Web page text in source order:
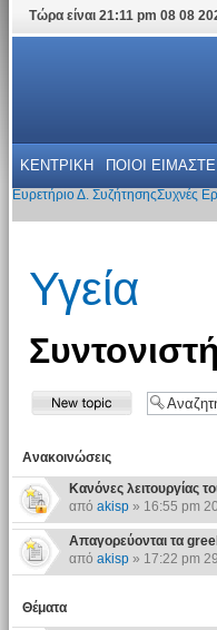
Τώρα είναι 21:11 pm 08 08
ΚΕΝΤΡΙΚΗ ΠΟΙΟΙ ΕΙΜΑΣΤΕ
Ευρετήριο Δ. ΣυζήτησηςΣυχνές
Υγεία
Ανακοινώσεις
Κανόνες λειτουργίας
από akisp» 16:55 pm
Απαγορεύονται τα
από akisp» 17:22 pm
Θέματα